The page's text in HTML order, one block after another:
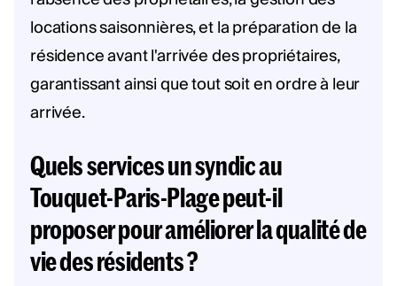
locations saisonnières, et la préparation de la
résidence avant l'arrivée des propriétaires,
garantissant ainsi que tout soit en ordre à leur
arrivée.
Quels services un syndic au
Touquet-Paris-Plage peut-il
proposer pour améliorer la qualité de
vie des résidents ?